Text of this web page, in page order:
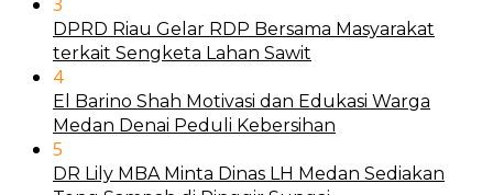
DPRD Riau Gelar RDP Bersama Masyarakat
terkait Sengketa Lahan Sawit
4
El Barino Shah Motivasi dan Edukasi Warga
Medan Denai Peduli Kebersihan
5
DR Lily MBA Minta Dinas LH Medan Sediakan